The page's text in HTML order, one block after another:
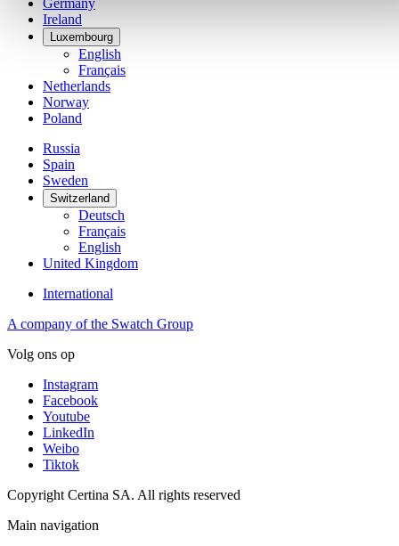
Ireland
Luxembourg
English
Français
Netherlands
Norway
Poland
Russia
Spain
Sweden
Switzerland
Deutsch
Français
English
United Kingdom
International
A company of the Swatch Group
Volg ons op
Instagram
Facebook
Youtube
LinkedIn
Weibo
Tiktok
Copyright Certina SA. All rights reserved
Main navigation